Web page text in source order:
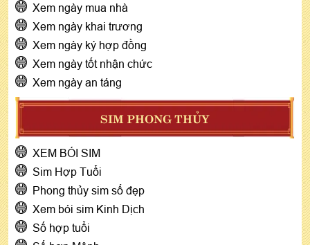
Xem ngày mua nhà
Xem ngày khai trương
Xem ngày ký hợp đồng
Xem ngày tốt nhận chức
Xem ngày an táng
SIM PHONG THỦY
XEM BÓI SIM
Sim Hợp Tuổi
Phong thủy sim số đẹp
Xem bói sim Kinh Dịch
Số hợp tuổi